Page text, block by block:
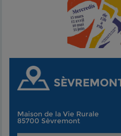
Maison de la Vie Rurale
85700 Sèvremont